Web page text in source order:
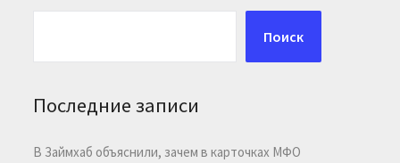
Поиск
Последние записи
В Займхаб объяснили, зачем в карточках МФО